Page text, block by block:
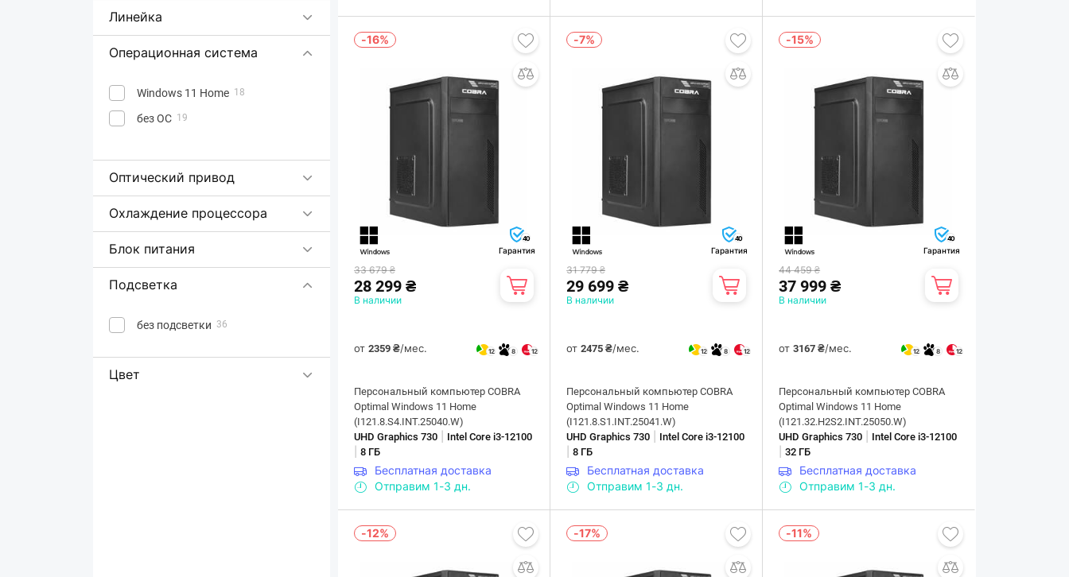
Линейка
Операционная система
Windows 11 Home 18
без ОС 19
Оптический привод
Охлаждение процессора
Блок питания
Подсветка
без подсветки 36
Цвет
-16%
40
Гарантия
33 679 ₴
28 299 ₴
В наличии
от 2359 ₴/мес. 12 8 12
Персональный компьютер COBRA
Optimal Windows 11 Home
(I121.8.S4.INT.25040.W)
UHD Graphics 730
Intel Core i3-12100
8 ГБ
Бесплатная доставка
Отправим 1-3 дн.
-7%
40
Гарантия
31 779 ₴
29 699 ₴
В наличии
от2475 ₴/мес. 12 8 12
Персональный компьютер COBRA
Optimal Windows 11 Home
(I121.8.S1.INT.25041.W)
UHD Graphics 730
Intel Core i3-12100
|8 ГБ
Бесплатная доставка
Отправим 1-3 дн.
-15%
40
Гарантия
44 459 ₴
37 999 ₴
В наличии
от3167 ₴/мес. 12 8 12
Персональный компьютер COBRA
Optimal Windows 11 Home
(I121.32.H2S2.INT.25050.W)
UHD Graphics 730
Intel Core i3-12100
|32 ГБ
Бесплатная доставка
Отправим 1-3 дн.
-12% -17% -11%